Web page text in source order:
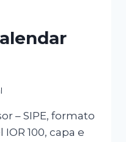
– SIPE, formato
100, capa e